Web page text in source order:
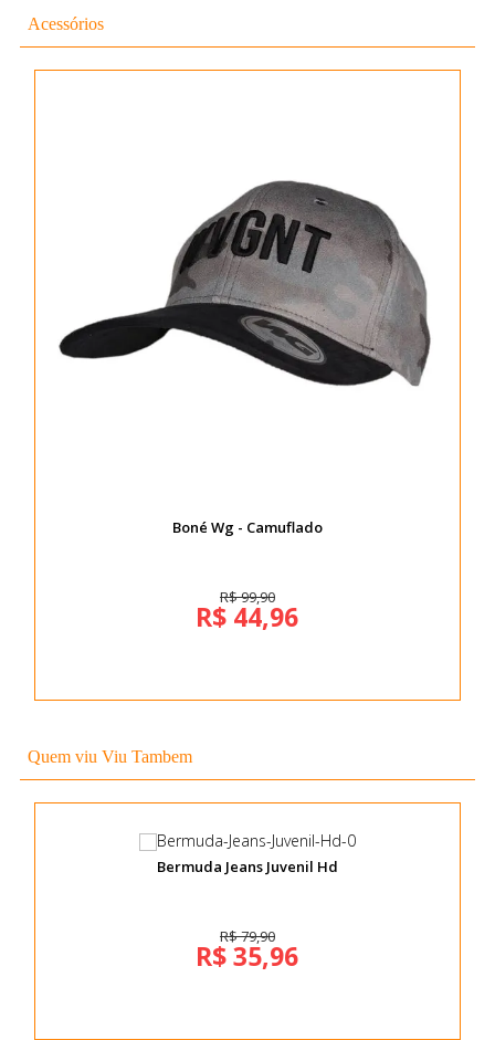
Acessórios
Boné Wg - Camuflado
R$ 99,90
R$ 44,96
Quem viu Viu Tambem
Bermuda Jeans Juvenil Hd
R$ 79,90
R$ 35,96